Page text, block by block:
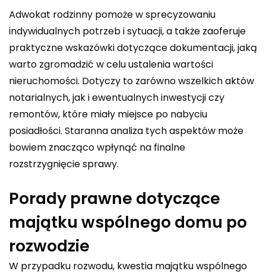
Adwokat rodzinny pomoże w sprecyzowaniu
indywidualnych potrzeb i sytuacji, a także zaoferuje
praktyczne wskazówki dotyczące dokumentacji, jaką
warto zgromadzić w celu ustalenia wartości
nieruchomości. Dotyczy to zarówno wszelkich aktów
notarialnych, jak i ewentualnych inwestycji czy
remontów, które miały miejsce po nabyciu
posiadłości. Staranna analiza tych aspektów może
bowiem znacząco wpłynąć na finalne
rozstrzygnięcie sprawy.
Porady prawne dotyczące
majątku wspólnego domu po
rozwodzie
W przypadku rozwodu, kwestia majątku wspólnego